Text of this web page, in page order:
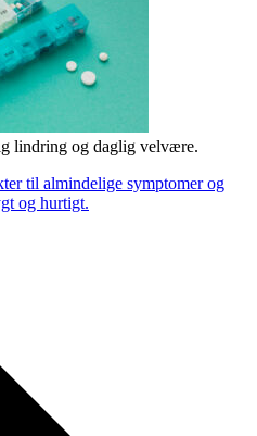
lindring og daglig velvære.
til almindelige symptomer og
og hurtigt.